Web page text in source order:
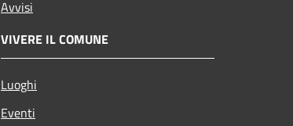
Avvisi
VIVERE IL COMUNE
Luoghi
Eventi